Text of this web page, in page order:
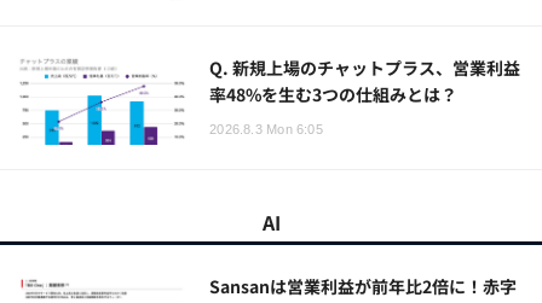
Q. 新規上場のチャットプラス、営業利益
率48%を生む3つの仕組みとは？
2026.8.3 Mon 6:05
AI
Sansanは営業利益が前年比2倍に！赤字